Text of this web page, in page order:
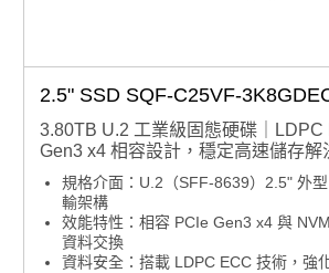
2.5" SSD SQF-C25VF-
3.80TB U.2 工業級固態硬碟｜LDPC
Gen3 x4 相容設計，穩定高速儲存解
規格介面：U.2（SFF-8639）2.5" 外
輸架構
效能特性：相容 PCIe Gen3 x4 與
資料交換
資料安全：搭載 LDPC ECC 技術，強